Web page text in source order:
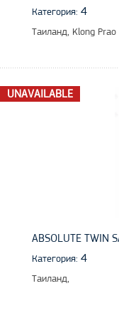
Категория: 4
Таиланд, Klong Prao
UNAVAILABLE
ABSOLUTE TWIN
Категория: 4
Таиланд,